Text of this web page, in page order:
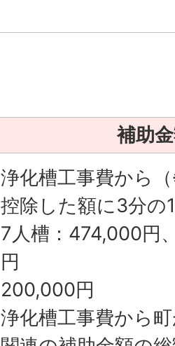
補助
浄化槽工事費から
控除した額に3分の
7人槽：474,000円
円
200,000円
浄化槽工事費から